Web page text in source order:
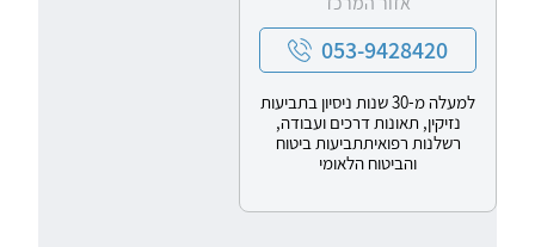
053-9428420
למעלה מ-30 שנות ניסיון בתביעות
נזיקין, תאונות דרכים ועבודה,
רשלנות רפואיתתביעות ביטוח
והביטוח הלאומי